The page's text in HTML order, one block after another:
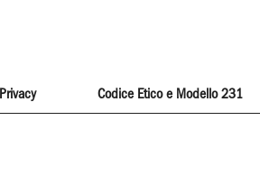
Privacy Codice Etico e Modello 231